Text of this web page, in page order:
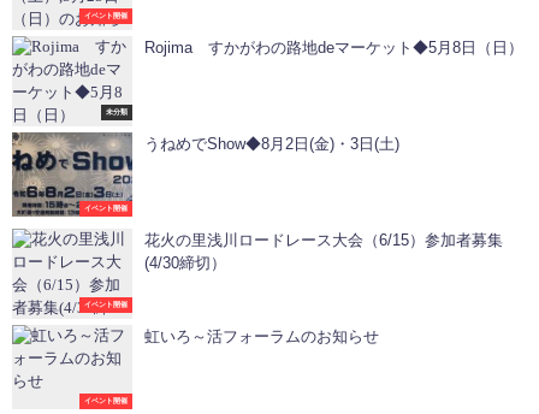
イベント開催
未分類
Rojima すかがわの路地deマーケット◆5月8日（日）
イベント開催
うねめでShow◆8月2日(金)・3日(土)
イベント開催
花火の里浅川ロードレース大会（6/15）参加者募集
(4/30締切）
イベント開催
虹いろ～活フォーラムのお知らせ